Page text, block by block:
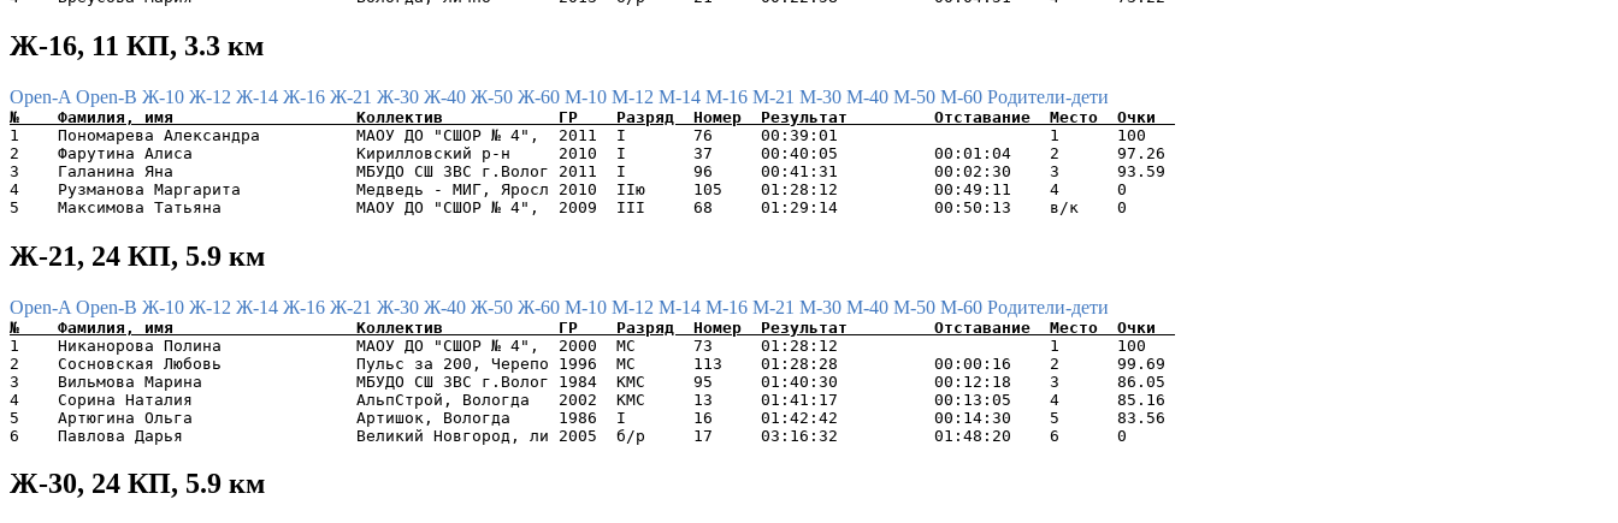
Ж-16, 11 КП, 3.3 км
Open-A Open-B Ж-10 Ж-12 Ж-14 Ж-16 Ж-21 Ж-30 Ж-40 Ж-50 Ж-60 М-10 М-12 М-14 М-16 М-21 М-30 М-40 М-50 М-60 Родители-дети
1    Пономарева Александра          МАОУ ДО "СШОР № 4",  2011  I       76     00:39:01                      1      100
2    Фарутина Алиса                 Кирилловский р-н     2010  I       37     00:40:05          00:01:04    2      97.26
3    Галанина Яна                   МБУДО СШ ЗВС г.Волог 2011  I       96     00:41:31          00:02:30    3      93.59
4    Рузманова Маргарита            Медведь - МИГ, Яросл 2010  IIю     105    01:28:12          00:49:11    4      0
Ж-21, 24 КП, 5.9 км
Open-A Open-B Ж-10 Ж-12 Ж-14 Ж-16 Ж-21 Ж-30 Ж-40 Ж-50 Ж-60 М-10 М-12 М-14 М-16 М-21 М-30 М-40 М-50 М-60 Родители-дети
1    Никанорова Полина              МАОУ ДО "СШОР № 4",  2000  МС      73     01:28:12                      1      100
2    Сосновская Любовь              Пульс за 200, Черепо 1996  МС      113    01:28:28          00:00:16    2      99.69
3    Вильмова Марина                МБУДО СШ ЗВС г.Волог 1984  КМС     95     01:40:30          00:12:18    3      86.05
4    Сорина Наталия                 АльпСтрой, Вологда   2002  КМС     13     01:41:17          00:13:05    4      85.16
5    Артюгина Ольга                 Артишок, Вологда     1986  I       16     01:42:42          00:14:30    5      83.56
Ж-30, 24 КП, 5.9 км